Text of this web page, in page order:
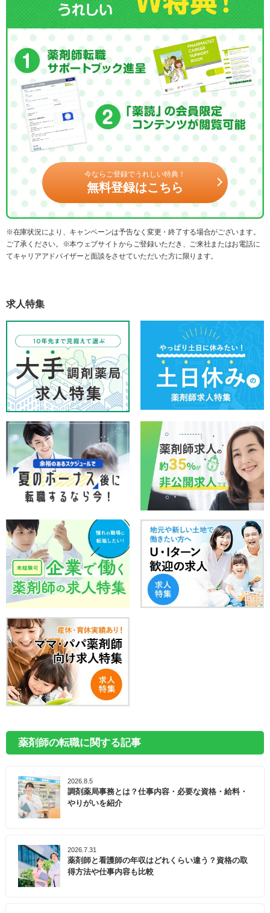
今ならご登録でうれしい特典！
無料登録はこちら
※在庫状況により、キャンペーンは予告なく変更・終了する場合がございます。
ご了承ください。※本ウェブサイトからご登録いただき、ご来社またはお電話に
てキャリアアドバイザーと面談をさせていただいた方に限ります。
求人特集
薬剤師の転職に関する記事
2026.8.5
調剤薬局事務とは？仕事内容・必要な資格・給料・
やりがいを紹介
2026.7.31
薬剤師と看護師の年収はどれくらい違う？資格の取
得方法や仕事内容も比較